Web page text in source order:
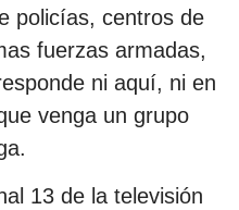
policías, centros de
fuerzas armadas,
ni aquí, ni en
venga un grupo
13 de la televisión